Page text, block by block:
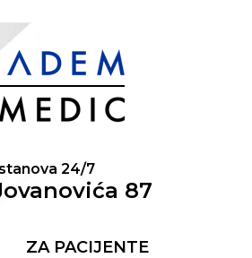
24/7
87
ZA PACIJENTE